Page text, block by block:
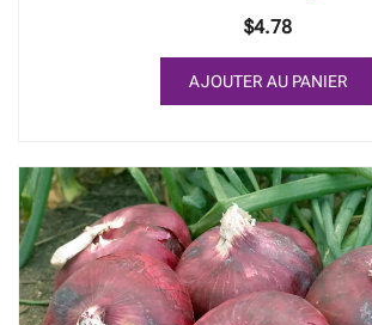
$4.78
AJOUTER AU PANIER